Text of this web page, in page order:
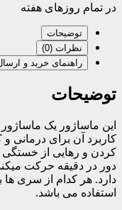
در تمام روزهای هفته
توضیحات
نظرات (0)
راهنمای خرید و
توضیحات
کاربرد آن برای
دارد. هر کدام از سری
استفاده می باشد.